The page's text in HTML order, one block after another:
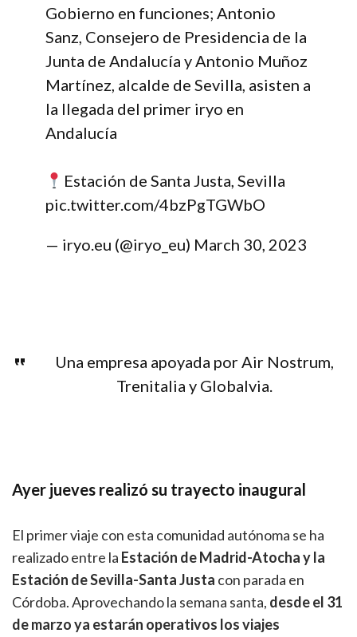
Gobierno en funciones; Antonio
Sanz, Consejero de Presidencia de la
Junta de Andalucía y Antonio Muñoz
Martínez, alcalde de Sevilla, asisten a
la llegada del primer iryo en
Andalucía
Estación de Santa Justa, Sevilla
pic.twitter.com/4bzPgTGWbO
— iryo.eu (@iryo_eu) March 30, 2023
Una empresa apoyada por Air Nostrum,
Trenitalia y Globalvia.
Ayer jueves realizó su trayecto inaugural
El primer viaje con esta comunidad autónoma se ha
realizado entre la Estación de Madrid-Atocha y la
Estación de Sevilla-Santa Justa con parada en
Córdoba. Aprovechando la semana santa, desde el 31
de marzo ya estarán operativos los viajes